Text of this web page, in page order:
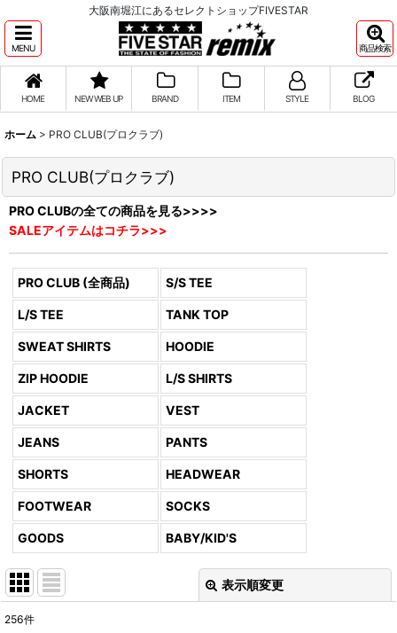
大阪南堀江にあるセレクトショップFIVESTAR
MENU 商品検索
HOME NEW WEB UP BRAND ITEM STYLE BLOG
ホーム > PRO CLUB(プロクラブ)
PRO CLUB(プロクラブ)
PRO CLUBの全ての商品を見る>>>>
SALEアイテムはコチラ>>>
PRO CLUB (全商品) S/S TEE
L/S TEE TANK TOP
SWEAT SHIRTS HOODIE
ZIP HOODIE L/S SHIRTS
JACKET VEST
JEANS PANTS
SHORTS HEADWEAR
FOOTWEAR SOCKS
GOODS BABY/KID'S
表示順変更
256件